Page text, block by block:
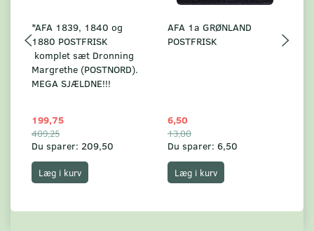
*AFA 1839, 1840 og
1880 POSTFRISK
komplet sæt Dronning
Margrethe (POSTNORD).
MEGA SJÆLDNE!!!
199,75
409,25
Du sparer: 209,50
Læg i kurv
AFA 1a GRØNLAND
POSTFRISK
6,50
13,00
Du sparer: 6,50
Læg i kurv